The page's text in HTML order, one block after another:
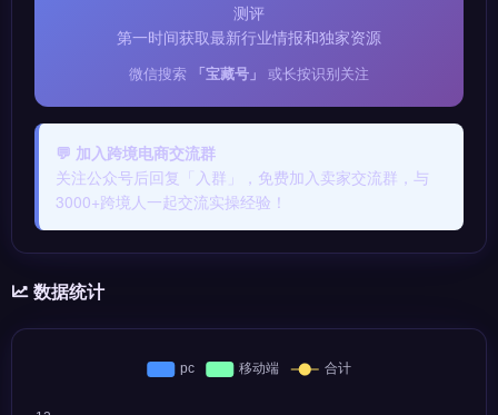
测评
第一时间获取最新行业情报和独家资源
微信搜索 「宝藏号」 或长按识别关注
💬 加入跨境电商交流群
关注公众号后回复「入群」，免费加入卖家交流群，与
3000+跨境人一起交流实操经验！
数据统计